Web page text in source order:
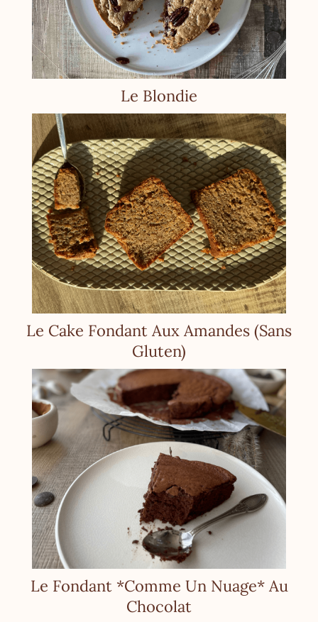
Le Blondie
Le Cake Fondant Aux Amandes (Sans
Gluten)
Le Fondant *Comme Un Nuage* Au
Chocolat